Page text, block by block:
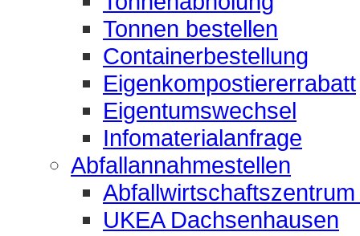
Tonnen bestellen
Containerbestellung
Eigenkompostiererrabatt
Eigentumswechsel
Infomaterialanfrage
Abfallannahmestellen
UKEA Dachsenhausen